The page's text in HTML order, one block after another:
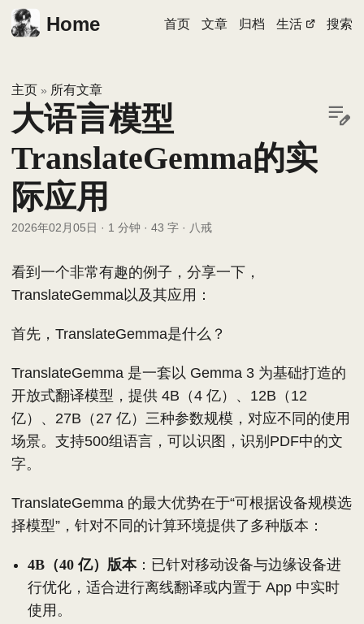
Home 首页 文章 归档 生活 搜索
主页 » 所有文章
大语言模型
TranslateGemma的实
际应用
2026年02月05日 · 1 分钟 · 43 字 · 八戒
看到一个非常有趣的例子，分享一下，
TranslateGemma以及其应用：
首先，TranslateGemma是什么？
TranslateGemma 是一套以 Gemma 3 为基础打造的
开放式翻译模型，提供 4B（4 亿）、12B（12
亿）、27B（27 亿）三种参数规模，对应不同的使用
场景。支持500组语言，可以识图，识别PDF中的文
字。
TranslateGemma 的最大优势在于“可根据设备规模选
择模型”，针对不同的计算环境提供了多种版本：
4B（40 亿）版本：已针对移动设备与边缘设备进
行优化，适合进行离线翻译或内置于 App 中实时
使用。